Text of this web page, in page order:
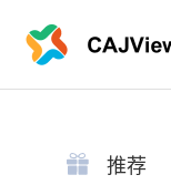
推荐